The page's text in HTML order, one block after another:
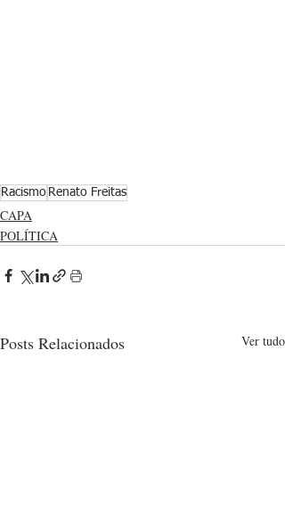
Racismo Renato Freitas
CAPA
POLÍTICA
Posts Relacionados Ver tudo